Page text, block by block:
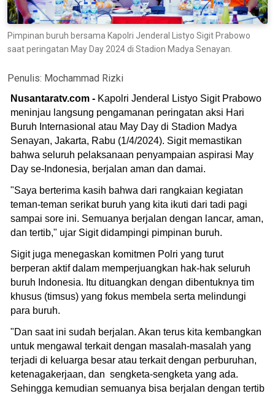
Pimpinan buruh bersama Kapolri Jenderal Listyo Sigit Prabowo
saat peringatan May Day 2024 di Stadion Madya Senayan.
Penulis: Mochammad Rizki
Nusantaratv.com - Kapolri Jenderal Listyo Sigit Prabowo
meninjau langsung pengamanan peringatan aksi Hari
Buruh Internasional atau May Day di Stadion Madya
Senayan, Jakarta, Rabu (1/4/2024). Sigit memastikan
bahwa seluruh pelaksanaan penyampaian aspirasi May
Day se-Indonesia, berjalan aman dan damai.
"Saya berterima kasih bahwa dari rangkaian kegiatan
teman-teman serikat buruh yang kita ikuti dari tadi pagi
sampai sore ini. Semuanya berjalan dengan lancar, aman,
dan tertib," ujar Sigit didampingi pimpinan buruh.
Sigit juga menegaskan komitmen Polri yang turut
berperan aktif dalam memperjuangkan hak-hak seluruh
buruh Indonesia. Itu dituangkan dengan dibentuknya tim
khusus (timsus) yang fokus membela serta melindungi
para buruh.
"Dan saat ini sudah berjalan. Akan terus kita kembangkan
untuk mengawal terkait dengan masalah-masalah yang
terjadi di keluarga besar atau terkait dengan perburuhan,
ketenagakerjaan, dan sengketa-sengketa yang ada.
Sehingga kemudian semuanya bisa berjalan dengan tertib